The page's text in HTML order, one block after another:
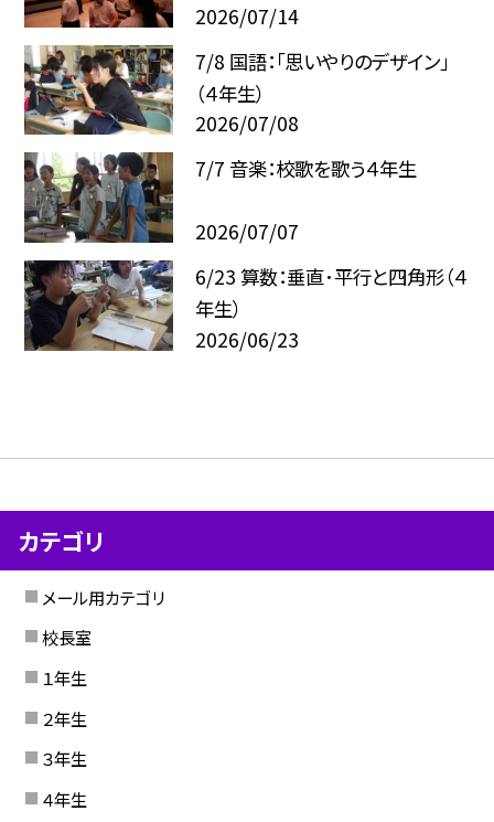
2026/07/14
7/8 国語：「思いやりのデザイン」
（４年生）
2026/07/08
7/7 音楽：校歌を歌う４年生
2026/07/07
6/23 算数：垂直･平行と四角形（４
年生）
2026/06/23
カテゴリ
メール用カテゴリ
校長室
１年生
２年生
３年生
４年生